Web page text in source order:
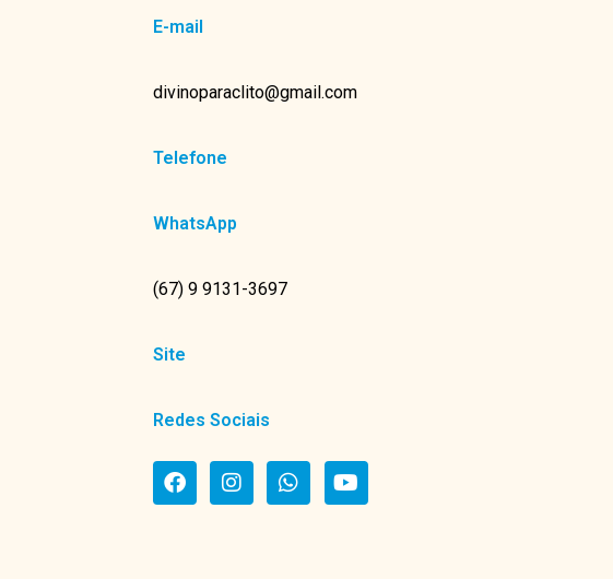
E-mail
divinoparaclito@gmail.com
Telefone
WhatsApp
(67) 9 9131-3697
Site
Redes Sociais